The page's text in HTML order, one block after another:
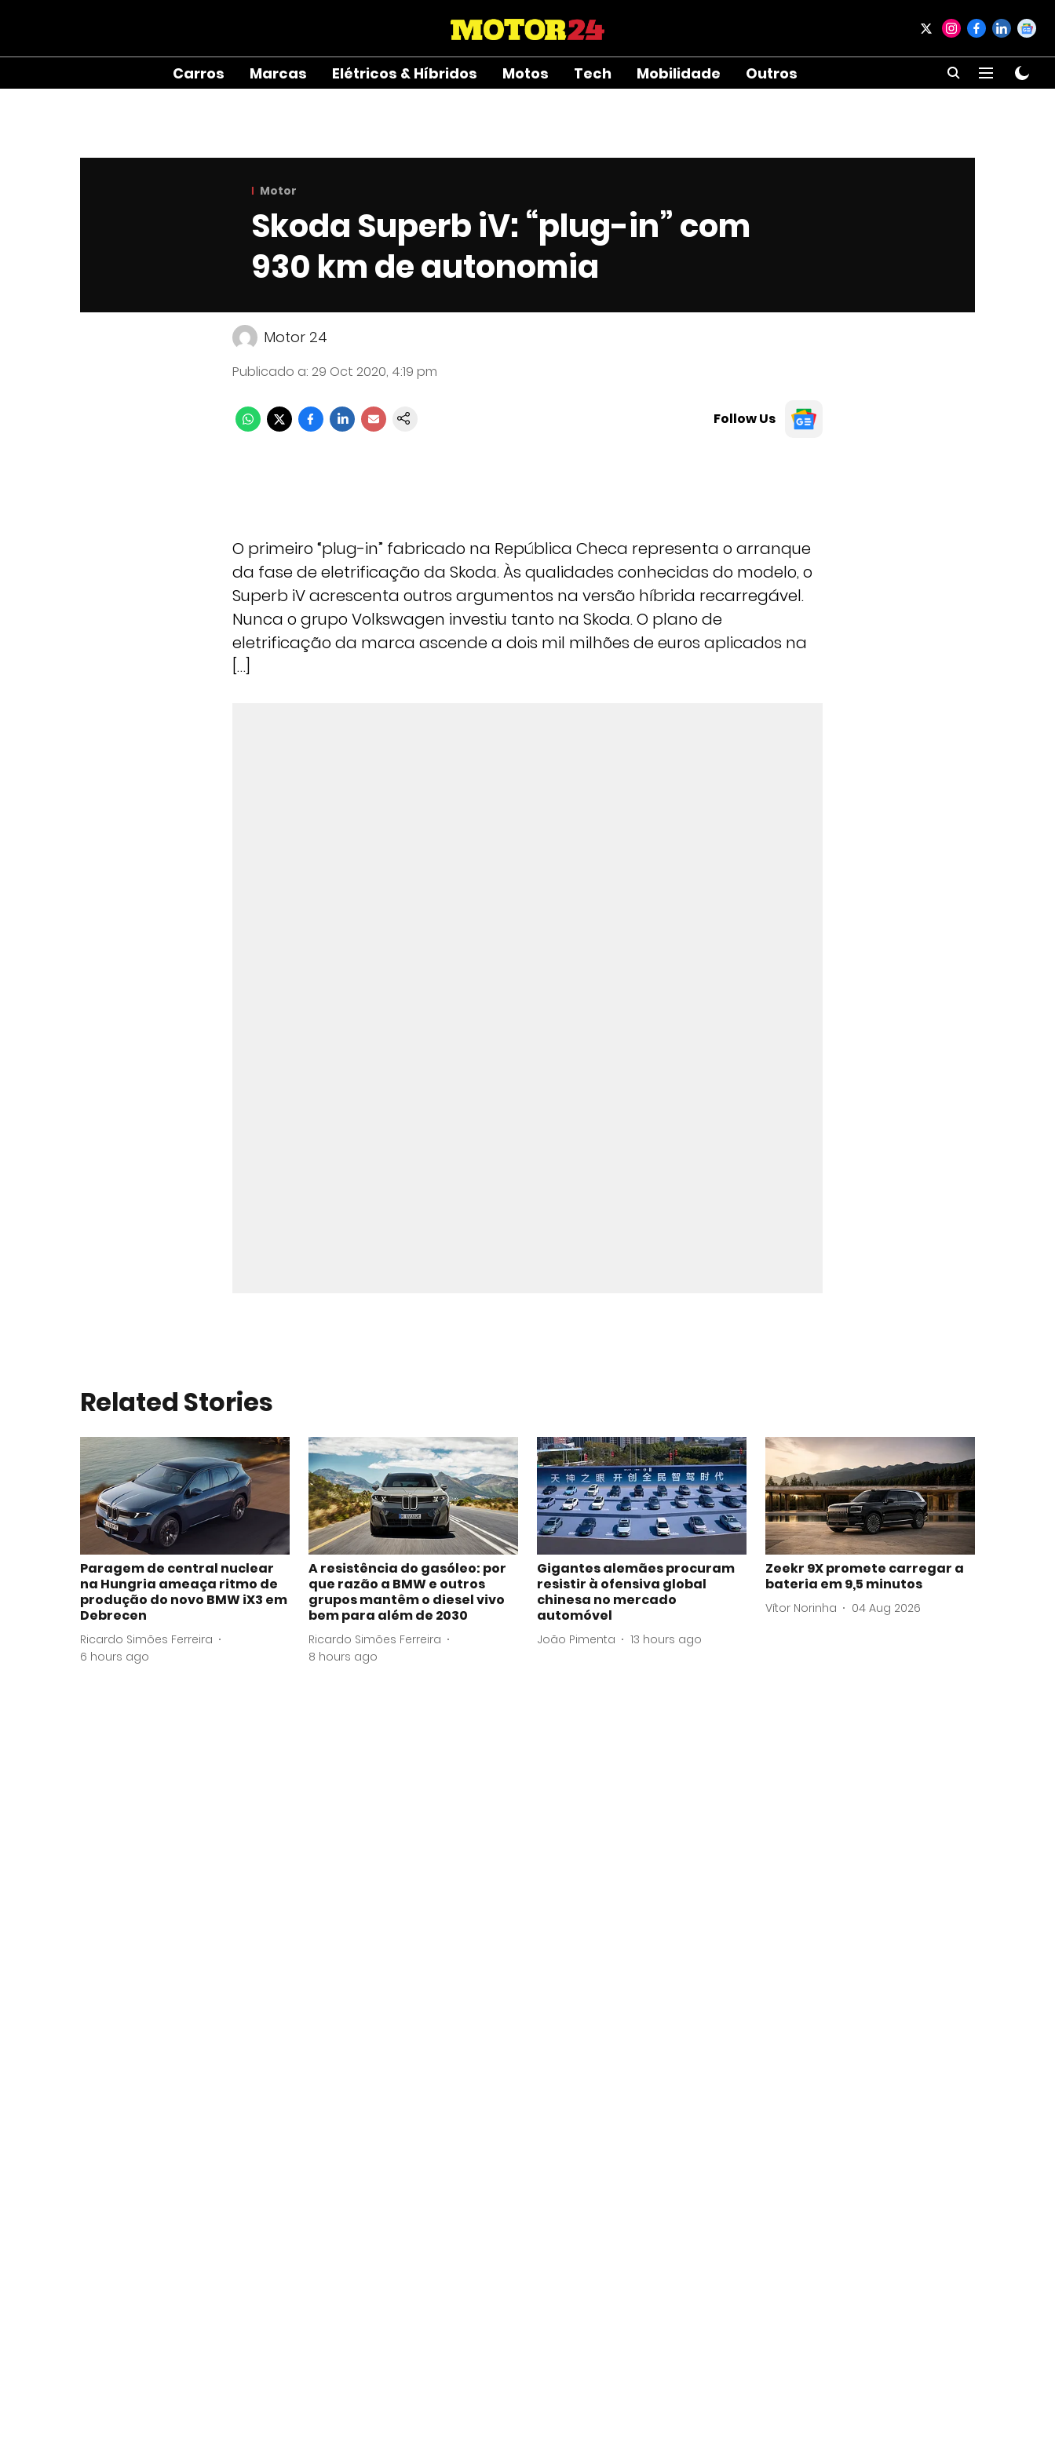
Carros Marcas Elétricos & Híbridos Motos Tech Mobilidade Outros
Motor
Skoda Superb iV: “plug-in” com
930 km de autonomia
Motor 24
Publicado a: 29 Oct 2020, 4:19 pm
Follow Us
O primeiro “plug-in” fabricado na República Checa representa o arranque
da fase de eletrificação da Skoda. Às qualidades conhecidas do modelo, o
Superb iV acrescenta outros argumentos na versão híbrida recarregável.
Nunca o grupo Volkswagen investiu tanto na Skoda. O plano de
eletrificação da marca ascende a dois mil milhões de euros aplicados na
[…]
Related Stories
Paragem de central nuclear
na Hungria ameaça ritmo de
produção do novo BMW iX3 em
Debrecen
Ricardo Simões Ferreira
6 hours ago
A resistência do gasóleo: por
que razão a BMW e outros
grupos mantêm o diesel vivo
bem para além de 2030
Ricardo Simões Ferreira
8 hours ago
Gigantes alemães procuram
resistir à ofensiva global
chinesa no mercado
automóvel
João Pimenta 13 hours ago
Zeekr 9X promete carregar a
bateria em 9,5 minutos
Vítor Norinha 04 Aug 2026